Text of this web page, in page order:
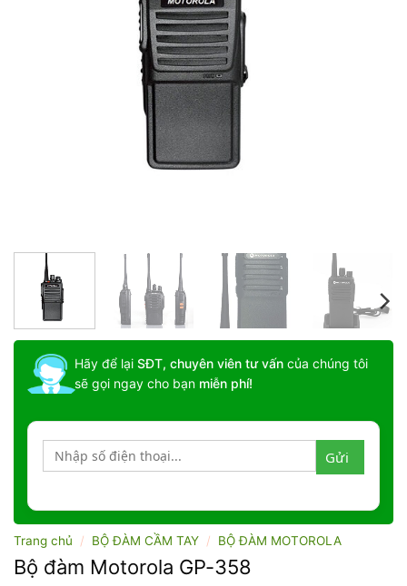
Hãy để lại SĐT, chuyên viên tư vấn của chúng tôi
sẽ gọi ngay cho bạn miễn phí!
Trang chủ / BỘ ĐÀM CẦM TAY / BỘ ĐÀM MOTOROLA
Bộ đàm Motorola GP-358